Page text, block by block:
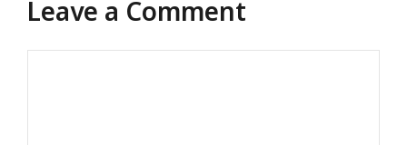
Leave a Comment